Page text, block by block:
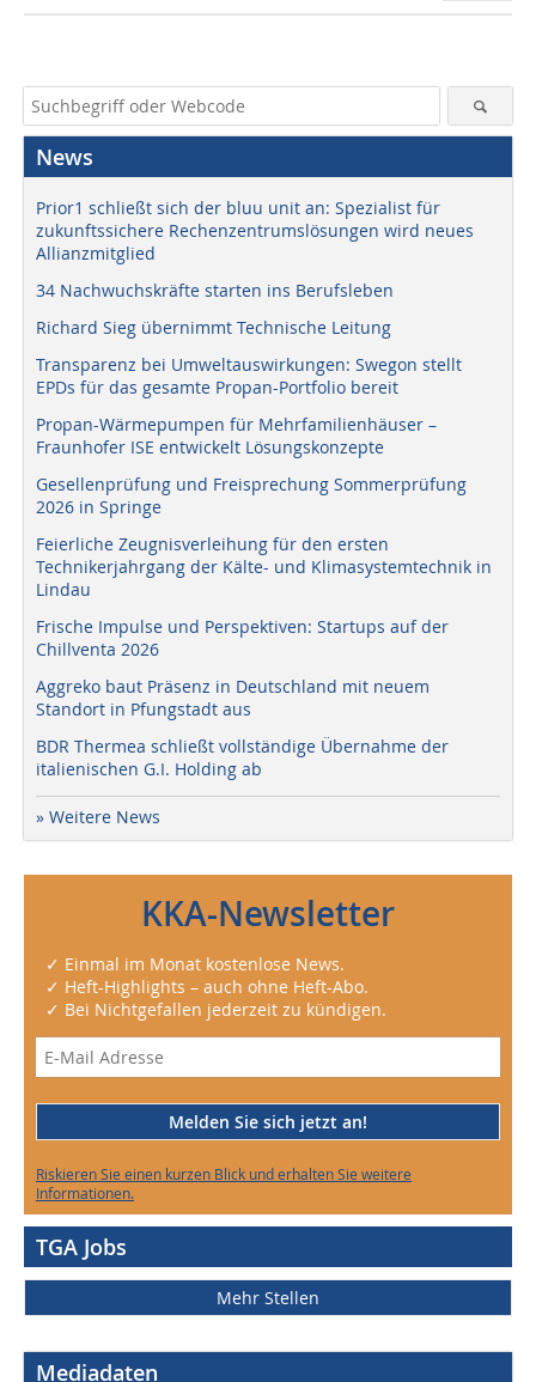
News
Prior1 schließt sich der bluu unit an: Spezialist für
zukunftssichere Rechenzentrumslösungen wird neues
Allianzmitglied
34 Nachwuchskräfte starten ins Berufsleben
Richard Sieg übernimmt Technische Leitung
Transparenz bei Umweltauswirkungen: Swegon stellt
EPDs für das gesamte Propan-Portfolio bereit
Propan-Wärmepumpen für Mehrfamilienhäuser –
Fraunhofer ISE entwickelt Lösungskonzepte
Gesellenprüfung und Freisprechung Sommerprüfung
2026 in Springe
Feierliche Zeugnisverleihung für den ersten
Technikerjahrgang der Kälte- und Klimasystemtechnik in
Lindau
Frische Impulse und Perspektiven: Startups auf der
Chillventa 2026
Aggreko baut Präsenz in Deutschland mit neuem
Standort in Pfungstadt aus
BDR Thermea schließt vollständige Übernahme der
italienischen G.I. Holding ab
» Weitere News
KKA-Newsletter
✓ Einmal im Monat kostenlose News.
✓ Heft-Highlights – auch ohne Heft-Abo.
✓ Bei Nichtgefallen jederzeit zu kündigen.
Melden Sie sich jetzt an!
Riskieren Sie einen kurzen Blick und erhalten Sie weitere
Informationen.
TGA Jobs
Mehr Stellen
Mediadaten